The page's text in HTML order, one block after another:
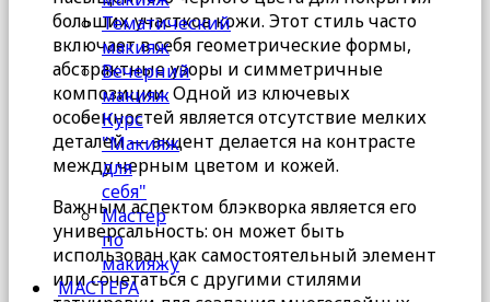
Тематический
макияж
Вечерний
макияж
Курс
"Макияж
для
себя"
Мастер
по
макияжу
МАСТЕРА
больших участков кожи. Этот стиль часто
включает в себя геометрические формы,
абстрактные узоры и симметричные
композиции. Одной из ключевых
особенностей является отсутствие мелких
деталей — акцент делается на контрасте
между черным цветом и кожей.
Важным аспектом блэкворка является его
универсальность: он может быть
использован как самостоятельный элемент
или сочетаться с другими стилями